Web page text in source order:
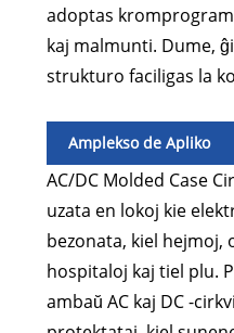
adoptas
kaj malmunti. Dume,
strukturo faciligas la
Amplekso de Apliko
AC/DC Molded Case
uzata en lokoj kie
bezonata, kiel hejmoj,
hospitaloj kaj tiel plu.
ambaŭ AC kaj DC -